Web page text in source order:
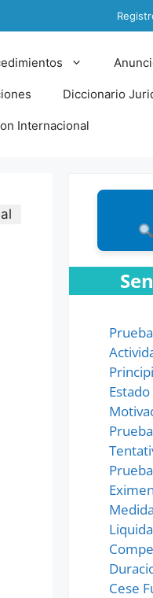
Diccionario
Internacional
Cese